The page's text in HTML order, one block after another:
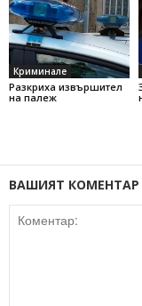
Криминале
Разкриха извършител
на палеж
ВАШИЯТ КОМЕНТАР